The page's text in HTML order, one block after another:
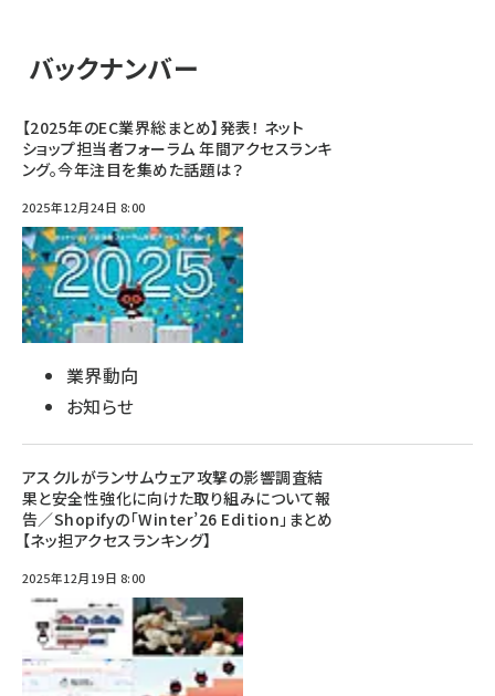
バックナンバー
【2025年のEC業界総まとめ】発表！ ネット
ショップ担当者フォーラム 年間アクセスランキ
ング。今年注目を集めた話題は？
2025年12月24日 8:00
業界動向
お知らせ
アスクルがランサムウェア攻撃の影響調査結
果と安全性強化に向けた取り組みについて報
告／Shopifyの「Winter’26 Edition」まとめ
【ネッ担アクセスランキング】
2025年12月19日 8:00